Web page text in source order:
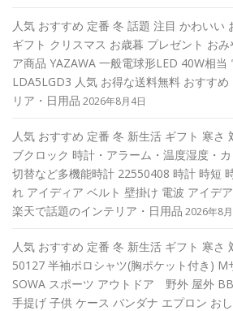
人気 おすすめ 定番 冬 話題 注目 かわいい
ギフト クリスマス お歳暮 プレゼント お
ア商品 YAZAWA 一般電球形LED 40W相当
LDA5LGD3 人気 お得な送料無料 おすす
リア・日用品 2026年8月4日
人気 おすすめ 定番 冬 新生活 ギフト 寒さ
ブクロック 時計・アラーム・温度湿度・
切替など多機能時計 22550408 時計 時短
れ アイディア ベルト 壁掛け 電波 アイデ
楽天で話題のインテリア・日用品 2026年8
人気 おすすめ 定番 冬 新生活 ギフト 寒さ
50127 半袖ポロシャツ(胸ポケット付き) M
SOWA スポーツ アウトドア 野外 屋外
手提げ 子供 ケース バンダナ エプロン お